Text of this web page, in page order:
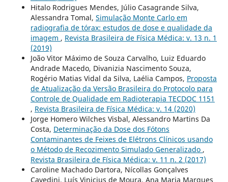
Hitalo Rodrigues Mendes, Júlio Casagrande Silva,
Alessandra Tomal, Simulação Monte Carlo em
radiografia de tórax: estudos de dose e qualidade da
imagem , Revista Brasileira de Física Médica: v. 13 n. 1
(2019)
João Vitor Máximo de Souza Carvalho, Luiz Eduardo
Andrade Macedo, Divanizia Nascimento Souza,
Rogério Matias Vidal da Silva, Laélia Campos, Proposta
de Atualização da Versão Brasileira do Protocolo para
Controle de Qualidade em Radioterapia TECDOC 1151
, Revista Brasileira de Física Médica: v. 14 (2020)
Jorge Homero Wilches Visbal, Alessandro Martins Da
Costa, Determinação da Dose dos Fótons
Contaminantes de Feixes de Elétrons Clínicos usando
o Método de Recozimento Simulado Generalizado ,
Revista Brasileira de Física Médica: v. 11 n. 2 (2017)
Caroline Machado Dartora, Nícollas Gonçalves
Cavedini, Luís Vinicius de Moura, Ana Maria Marques